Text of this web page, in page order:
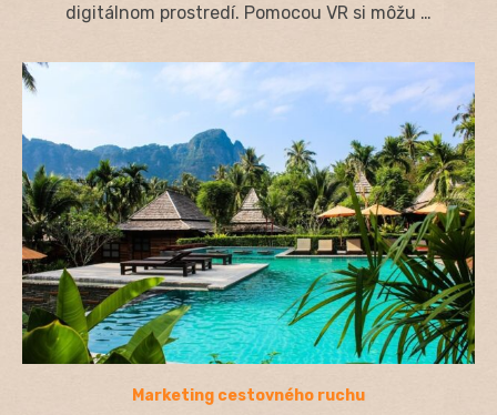
digitálnom prostredí. Pomocou VR si môžu …
Marketing cestovného ruchu